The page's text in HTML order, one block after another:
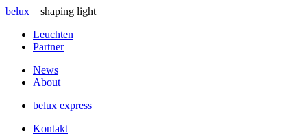
belux
shaping light
Leuchten
Partner
News
About
belux express
Kontakt